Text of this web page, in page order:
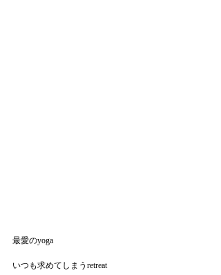
最愛のyoga
いつも求めてしまうretreat